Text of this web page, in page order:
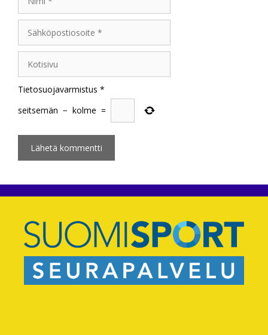
Tietosuojavarmistus *
seitsemän − kolme =